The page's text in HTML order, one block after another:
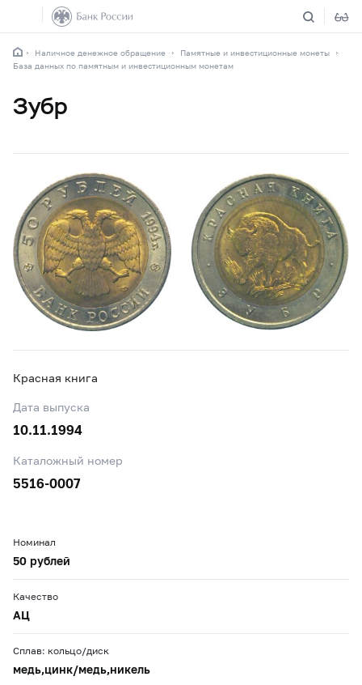
Наличное денежное обращение
Памятные и инвестиционные монеты
База данных по памятным и инвестиционным монетам
Зубр
Красная книга
Дата выпуска
10.11.1994
Каталожный номер
5516-0007
Номинал
50 рублей
Качество
АЦ
Сплав: кольцо/диск
медь,цинк/медь,никель